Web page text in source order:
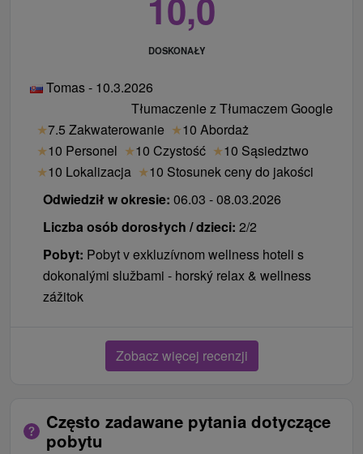
DOSKONAŁY
Tomas - 10.3.2026
Tłumaczenie z Tłumaczem Google
★7.5 Zakwaterowanie ★10 Abordaż
★10 Personel ★10 Czystość ★10 Sąsiedztwo
★10 Lokalizacja ★10 Stosunek ceny do jakości
Odwiedził w okresie: 06.03 - 08.03.2026
Liczba osób dorosłych / dzieci: 2/2
Pobyt: Pobyt v exkluzívnom wellness hoteli s
dokonalými službami - horský relax & wellness
zážitok
Zobacz więcej recenzji
Często zadawane pytania dotyczące
pobytu